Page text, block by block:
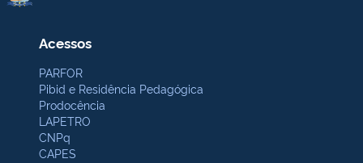
Acessos
PARFOR
Pibid e Residência Pedagógica
Prodocência
LAPETRO
CNPq
CAPES